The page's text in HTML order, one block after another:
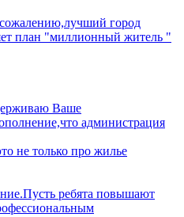
город
план "миллионный житель "
Ваше
администрация
не только про жилье
ребята повышают